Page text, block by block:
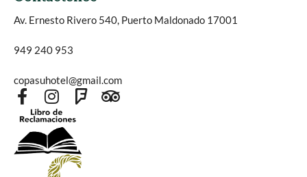
Av. Ernesto Rivero 540, Puerto Maldonado 17001
949 240 953
copasuhotel@gmail.com